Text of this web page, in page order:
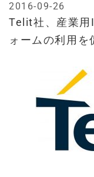
Telit社、産業用
ォームの利用
2016-09-26